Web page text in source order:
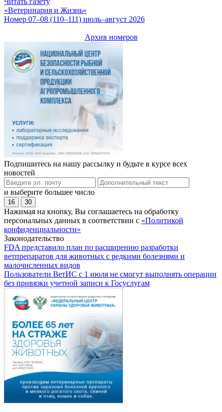
«Ветеринария и Жизнь»
Номер 07–08 (110–111) июль–август 2026
Архив номеров
Подпишитесь на нашу рассылку и будьте в курсе всех
новостей
и выберите большее число
16 30
Нажимая на кнопку, Вы соглашаетесь на обработку
персональных данных в соответствии с «Политикой
конфиденциальности»
Законодательство
FDA представило план по расширению разработки
ветпрепаратов для животных с редкими болезнями и
малочисленных видов
Пользователи ВетИС с 1 июля не смогут выполнять операции
без привязки учетной записи к Госуслугам